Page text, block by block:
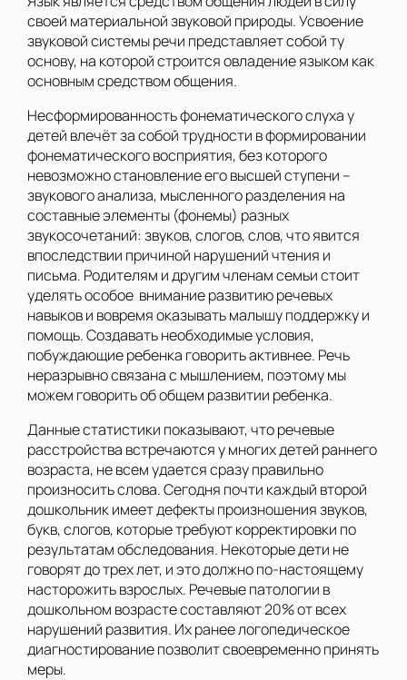
своей материальной звуковой природы. Усвоение
звуковой системы речи представляет собой ту
основу, на которой строится овладение языком как
основным средством общения.
Несформированность фонематического слуха у
детей влечёт за собой трудности в формировании
фонематического восприятия, без которого
невозможно становление его высшей ступени –
звукового анализа, мысленного разделения на
составные элементы (фонемы) разных
звукосочетаний: звуков, слогов, слов, что явится
впоследствии причиной нарушений чтения и
письма. Родителям и другим членам семьи стоит
уделять особое внимание развитию речевых
навыков и вовремя оказывать малышу поддержку и
помощь. Создавать необходимые условия,
побуждающие ребенка говорить активнее. Речь
неразрывно связана с мышлением, поэтому мы
можем говорить об общем развитии ребенка.
Данные статистики показывают, что речевые
расстройства встречаются у многих детей раннего
возраста, не всем удается сразу правильно
произносить слова. Сегодня почти каждый второй
дошкольник имеет дефекты произношения звуков,
букв, слогов, которые требуют корректировки по
результатам обследования. Некоторые дети не
говорят до трех лет, и это должно по-настоящему
насторожить взрослых. Речевые патологии в
дошкольном возрасте составляют 20% от всех
нарушений развития. Их ранее логопедическое
диагностирование позволит своевременно принять
меры.